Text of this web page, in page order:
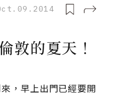
敦的夏天！
，早上出門已經要開